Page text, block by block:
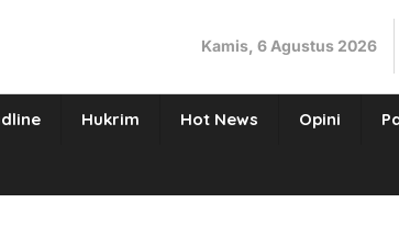
Kamis, 6 Agustus 2026
Hukrim Hot News Opini